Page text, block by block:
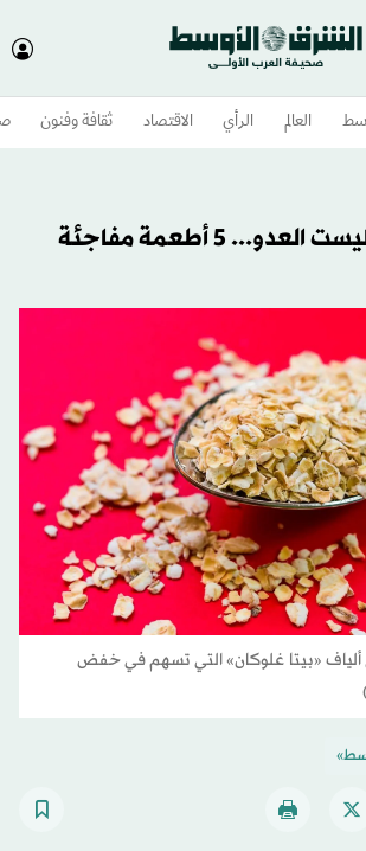
العالم الرأي الاقتصاد ثقافة وفنون
الكربوهيدرات ليست العدو... 5 أطعمة مفاجئة
«بيتا غلوكان» التي تسهم في خفض